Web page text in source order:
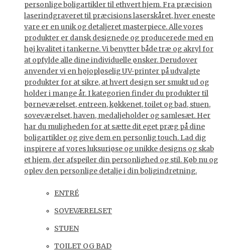
personlige boligartikler til ethvert hjem. Fra præcision
laserindgraveret til præcisions laserskåret, hver eneste
vare er en unik og detaljeret masterpiece. Alle vores
produkter er dansk designede og producerede med en
høj kvalitet i tankerne. Vi benytter både træ og akryl for
at opfylde alle dine individuelle ønsker. Derudover
anvender vi en højopløselig UV-printer på udvalgte
produkter for at sikre, at hvert design ser smukt ud og
holder i mange år. I kategorien finder du produkter til
børneværelset, entreen, køkkenet, toilet og bad, stuen,
soveværelset, haven, medaljeholder og samlesæt. Her
har du muligheden for at sætte dit eget præg på dine
boligartikler og give dem en personlig touch. Lad dig
inspirere af vores luksuriøse og unikke designs og skab
et hjem, der afspejler din personlighed og stil. Køb nu og
oplev den personlige detalje i din boligindretning.
ENTRÉ
SOVEVÆRELSET
STUEN
TOILET OG BAD